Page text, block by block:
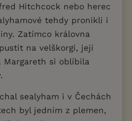
Hitchcock nebo herec
tehdy pronikli i
Zatímco královna
na velškorgi, její
Margareth si oblíbila
sealyham i v Čechách
byl jedním z plemen,